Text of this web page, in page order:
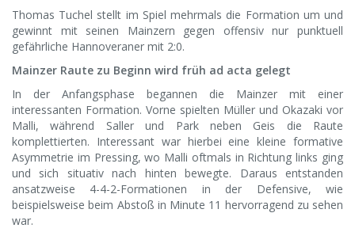
Thomas Tuchel stellt im Spiel mehrmals die Formation um und
gewinnt mit seinen Mainzern gegen offensiv nur punktuell
gefährliche Hannoveraner mit 2:0.
Mainzer Raute zu Beginn wird früh ad acta gelegt
In der Anfangsphase begannen die Mainzer mit einer
interessanten Formation. Vorne spielten Müller und Okazaki vor
Malli, während Saller und Park neben Geis die Raute
komplettierten. Interessant war hierbei eine kleine formative
Asymmetrie im Pressing, wo Malli oftmals in Richtung links ging
und sich situativ nach hinten bewegte. Daraus entstanden
ansatzweise 4-4-2-Formationen in der Defensive, wie
beispielsweise beim Abstoß in Minute 11 hervorragend zu sehen
war.